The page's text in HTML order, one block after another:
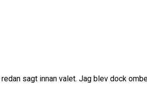
sagt innan valet. Jag blev dock